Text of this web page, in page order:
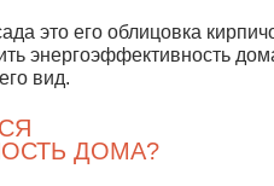
это его облицовка
энергоэффективность
вид.
ДОМА?